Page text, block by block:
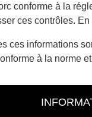
conforme à la
ces contrôles.
ces informations
à la norme